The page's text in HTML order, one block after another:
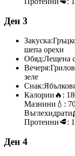
Ден 3
Закуска:
шепа орехи
Обяд:Лещена
Вечеря:
зеле
Снак:
Калории 🔥:
Мазнини 💧:
Въглехидрати
Протеини🥩:
Ден 4